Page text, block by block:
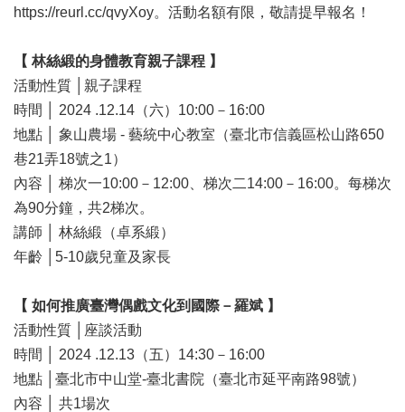
訊
全
政
策
政
府
網
站
資
料
開
放
告
相
關
連
結
https://reurl.cc/qvyXoy。活動名額有限，敬請提早報名！
【 林絲緞的身體教育親子課程 】
活動性質 │親子課程
時間 │ 2024 .12.14（六）10:00－16:00
地點 │ 象山農場 - 藝統中心教室（臺北市信義區松山路650
巷21弄18號之1）
內容 │ 梯次一10:00－12:00、梯次二14:00－16:00。每梯次
為90分鐘，共2梯次。
講師 │ 林絲緞（卓系緞）
年齡 │5-10歲兒童及家長
【 如何推廣臺灣偶戲文化到國際－羅斌 】
活動性質 │座談活動
時間 │ 2024 .12.13（五）14:30－16:00
地點 │臺北市中山堂-臺北書院（臺北市延平南路98號）
內容 │ 共1場次